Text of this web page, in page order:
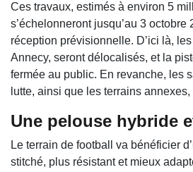
Ces travaux, estimés à environ 5
s’échelonneront jusqu’au 3 octobre
réception prévisionnelle. D’ici là,
Annecy, seront délocalisés, et la
fermée au public. En revanche, les
lutte, ainsi que les terrains
Une pelouse hybride
Le terrain de football va bénéficier
stitché, plus résistant et mieux